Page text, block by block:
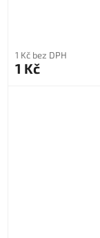
1 Kč bez DPH
1 Kč